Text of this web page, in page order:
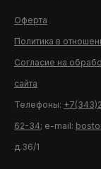
Оферта
Политика в
Согласие на
сайта
Телефоны:
62-34; e-mail:
д.36/1